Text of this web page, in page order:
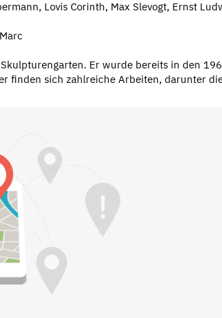
Lovis Corinth, Max Slevogt, Ernst
Er wurde bereits in den
finden sich zahlreiche Arbeiten, darunter